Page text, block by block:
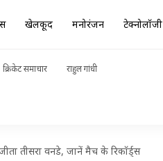
खेलकूद मनोरंजन टेक्नोलॉजी
क्रिकेट समाचार राहुल गांधी
तीसरा वनडे, जानें मैच के रिकॉर्ड्स